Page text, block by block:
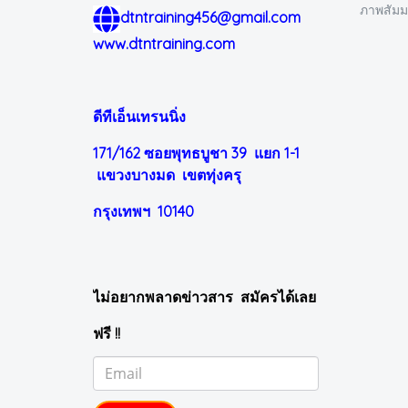
dtntraining456@gmail.com
www.dtntraining.com
ดีทีเอ็นเทรนนิ่ง
171/162 ซอยพุทธบูชา 39 แยก 1-1
แขวงบางมด เขตทุ่งครุ
กรุงเทพฯ 10140
ไม่อยากพลาดข่าวสาร สมัครได้เลย
ฟรี !!
ภาพสัม